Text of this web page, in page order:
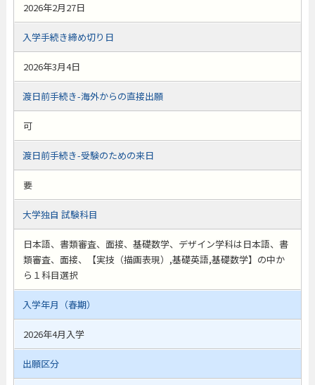
2026年2月27日
入学手続き締め切り日
2026年3月4日
渡日前手続き-海外からの直接出願
可
渡日前手続き-受験のための来日
要
大学独自 試験科目
日本語、書類審査、面接、基礎数学、デザイン学科は日本語、書
類審査、面接、【実技（描画表現）,基礎英語,基礎数学】の中か
ら１科目選択
入学年月（春期）
2026年4月入学
出願区分